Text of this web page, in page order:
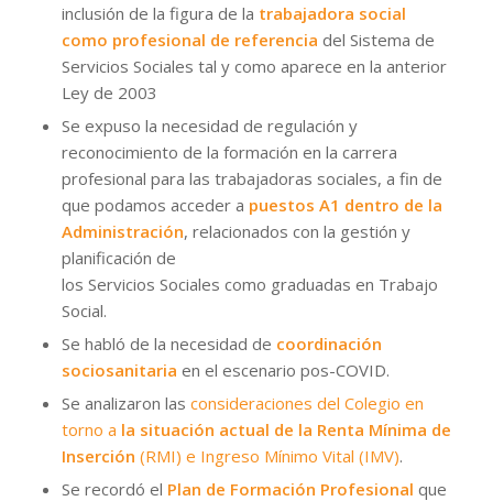
inclusión de la figura de la trabajadora social
como profesional de referencia del Sistema de
Servicios Sociales tal y como aparece en la anterior
Ley de 2003
Se expuso la necesidad de regulación y
reconocimiento de la formación en la carrera
profesional para las trabajadoras sociales, a fin de
que podamos acceder a puestos A1 dentro de la
Administración, relacionados con la gestión y
planificación de
los Servicios Sociales como graduadas en Trabajo
Social.
Se habló de la necesidad de coordinación
sociosanitaria en el escenario pos-COVID.
Se analizaron las consideraciones del Colegio en
torno a la situación actual de la Renta Mínima de
Inserción (RMI) e Ingreso Mínimo Vital (IMV).
Se recordó el Plan de Formación Profesional que